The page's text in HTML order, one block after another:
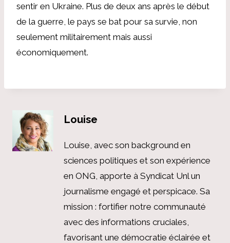
sentir en Ukraine. Plus de deux ans après le début
de la guerre, le pays se bat pour sa survie, non
seulement militairement mais aussi
économiquement.
Louise
Louise, avec son background en
sciences politiques et son expérience
en ONG, apporte à Syndicat Unl un
journalisme engagé et perspicace. Sa
mission : fortifier notre communauté
avec des informations cruciales,
favorisant une démocratie éclairée et